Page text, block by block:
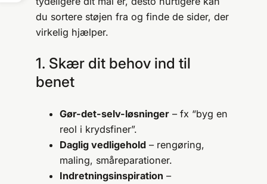
du sortere støjen fra og finde de sider, der
virkelig hjælper.
1. Skær dit behov ind til
benet
Gør-det-selv-løsninger – fx “byg en
reol i krydsfiner”.
Daglig vedligehold – rengøring,
maling, småreparationer.
Indretningsinspiration –